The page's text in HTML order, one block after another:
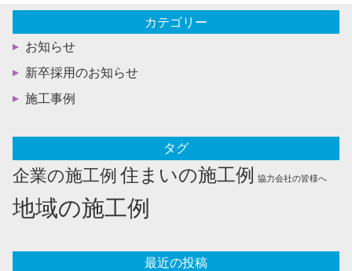
ゲ
シ
ョ
カテゴリー
お知らせ
新卒採用のお知らせ
施工事例
タグ
企業の施工例 住まいの施工例 協力会社の皆様へ
地域の施工例
最近の投稿